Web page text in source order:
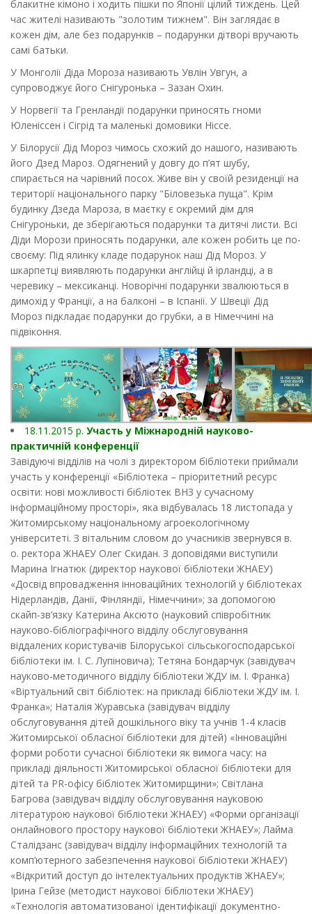
блакитне кімоно і ходить пішки по Японії цілий тиждень. Цей
час жителі називають "золотим тижнем". Він заглядає в
кожен дім, але без подарунків – подарунки дітворі вручають
самі батьки.
У Монголії Діда Мороза називають Увлін Увгун, а
супроводжує його Снігуронька – Зазан Охин.
У Норвегії та Гренландії подарунки приносять гноми
Юленіссен і Сігрід та маленькі домовики Ніссе.
У Білорусії Дід Мороз чимось схожий до нашого, називають
його Дзед Мароз. Одягнений у довгу до п’ят шубу,
спирається на чарівний посох. Живе він у своїй резиденції на
території національного парку "Біловезька пуща". Крім
будинку Дзеда Мароза, в маєтку є окремий дім для
Снігуроньки, де зберігаються подарунки та дитячі листи. Всі
Діди Морози приносять подарунки, але кожен робить це по-
своєму: Під ялинку кладе подарунок наш Дід Мороз. У
шкарпетці виявляють подарунки англійці й ірландці, а в
черевику – мексиканці. Новорічні подарунки звалюються в
димохід у Франції, а на балконі – в Іспанії. У Швеції Дід
Мороз підкладає подарунки до грубки, а в Німеччині на
підвіконня.
18.11.2015 р. Участь у Міжнародній науково-
практичній конференції
Завідуючі відділів на чолі з директором бібліотеки приймали
участь у конференції «Бібліотека – пріоритетний ресурс
освіти: нові можливості бібліотек ВНЗ у сучасному
інформаційному просторі», яка відбувалась 18 листопада у
Житомирському національному агроекологічному
університеті. З вітальним словом до учасників звернувся в.
о. ректора ЖНАЕУ Олег Скидан. З доповідями виступили
Марина Ігнатюк (директор наукової бібліотеки ЖНАЕУ)
«Досвід впровадження інноваційних технологій у бібліотеках
Нідерландів, Данії, Фінляндії, Німеччини»; за допомогою
скайп-зв’язку Катерина Аксюто (науковий співробітник
науково-бібліографічного відділу обслуговування
віддалених користувачів Білоруської сільськогосподарської
бібліотеки ім. І. С. Лупіновича); Тетяна Бондарчук (завідувач
науково-методичного відділу бібліотеки ЖДУ ім. І. Франка)
«Віртуальний світ бібліотек: на прикладі бібліотеки ЖДУ ім. І.
Франка»; Наталія Журавська (завідувач відділу
обслуговування дітей дошкільного віку та учнів 1-4 класів
Житомирської обласної бібліотеки для дітей) «Інноваційні
форми роботи сучасної бібліотеки як вимога часу: на
прикладі діяльності Житомирської обласної бібліотеки для
дітей та PR-офісу бібліотек Житомирщини»; Світлана
Багрова (завідувач відділу обслуговування науковою
літературою наукової бібліотеки ЖНАЕУ) «Форми організації
онлайнового простору наукової бібліотеки ЖНАЕУ»; Лайма
Сталідзанс (завідувач відділу інформаційних технологій та
комп’ютерного забезпечення наукової бібліотеки ЖНАЕУ)
«Відкритий доступ до інтелектуальних продуктів ЖНАЕУ»;
Ірина Гейзе (методист наукової бібліотеки ЖНАЕУ)
«Технологія автоматизованої ідентифікації документно-